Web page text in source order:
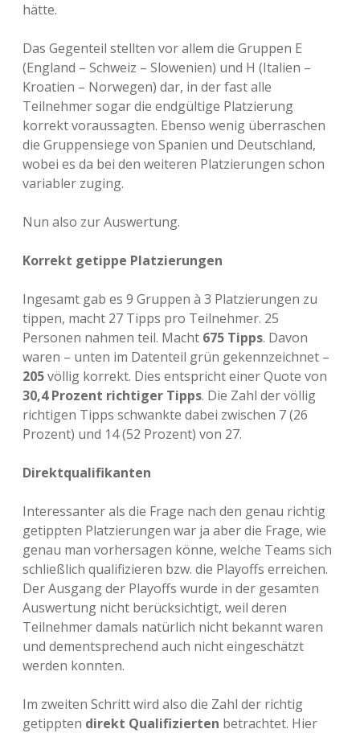
hätte.
Das Gegenteil stellten vor allem die Gruppen E
(England – Schweiz – Slowenien) und H (Italien –
Kroatien – Norwegen) dar, in der fast alle
Teilnehmer sogar die endgültige Platzierung
korrekt voraussagten. Ebenso wenig überraschen
die Gruppensiege von Spanien und Deutschland,
wobei es da bei den weiteren Platzierungen schon
variabler zuging.
Nun also zur Auswertung.
Korrekt getippe Platzierungen
Ingesamt gab es 9 Gruppen à 3 Platzierungen zu
tippen, macht 27 Tipps pro Teilnehmer. 25
Personen nahmen teil. Macht 675 Tipps. Davon
waren – unten im Datenteil grün gekennzeichnet –
205völlig korrekt. Dies entspricht einer Quote von
30,4 Prozent richtiger Tipps. Die Zahl der völlig
richtigen Tipps schwankte dabei zwischen 7 (26
Prozent) und 14 (52 Prozent) von 27.
Direktqualifikanten
Interessanter als die Frage nach den genau richtig
getippten Platzierungen war ja aber die Frage, wie
genau man vorhersagen könne, welche Teams sich
schließlich qualifizieren bzw. die Playoffs erreichen.
Der Ausgang der Playoffs wurde in der gesamten
Auswertung nicht berücksichtigt, weil deren
Teilnehmer damals natürlich nicht bekannt waren
und dementsprechend auch nicht eingeschätzt
werden konnten.
Im zweiten Schritt wird also die Zahl der richtig
getippten direkt Qualifizierten betrachtet. Hier